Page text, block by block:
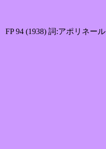
FP 94 (1938) 詞:アポリネール